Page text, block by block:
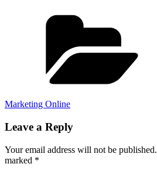
Marketing Online
Leave a Reply
Your email address will not be published.
marked *